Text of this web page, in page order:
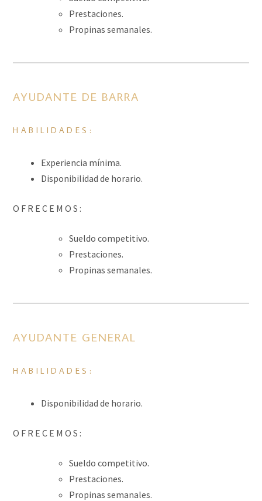
Prestaciones.
Propinas semanales.
AYUDANTE DE BARRA
HABILIDADES:
Experiencia mínima.
Disponibilidad de horario.
O F R E C E M O S :
Sueldo competitivo.
Prestaciones.
Propinas semanales.
AYUDANTE GENERAL
HABILIDADES:
Disponibilidad de horario.
O F R E C E M O S :
Sueldo competitivo.
Prestaciones.
Propinas semanales.